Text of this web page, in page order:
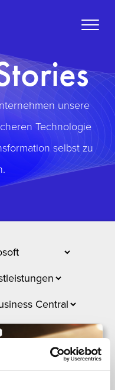
Toggle
unsere
Technologie
selbst zu